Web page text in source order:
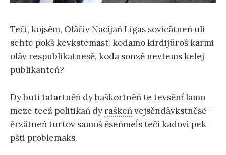
Teči, kojsěm, Oläčiv Nacijań Ligas sovicätneń uli
sehte pokš kevkstemast: kodamo kirdijüroś karmi
oläv respublikatnesě, koda sonzě nevtems kelej
publikanteń?
Dy buti tatartněń dy baškortněń te tevsěnt́ lamo
meze teeź politikań dy raśkeńvejsěndävkstněsě –
ěrzätneń turtov samoś ěseńmeĺs teči kadovi pek
pšti problemaks.